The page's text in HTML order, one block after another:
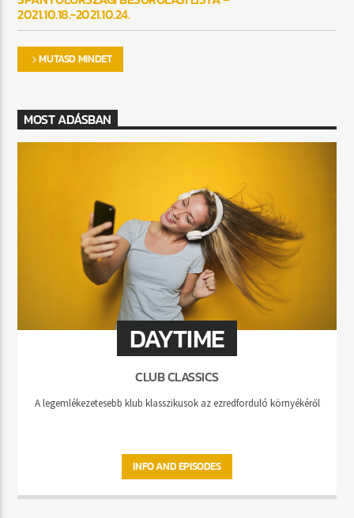
2021.10.18.-2021.10.24.
MUTASD MINDET
MOST ADÁSBAN
DAYTIME
CLUB CLASSICS
A legemlékezetesebb klub klasszikusok az ezredforduló környékéről
INFO AND EPISODES